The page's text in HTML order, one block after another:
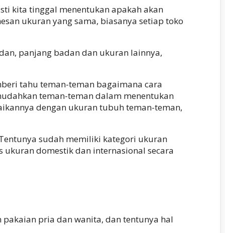
kita tinggal menentukan apakah akan
ukuran yang sama, biasanya setiap toko
panjang badan dan ukuran lainnya,
tahu teman-teman bagaimana cara
teman-teman dalam menentukan
dengan ukuran tubuh teman-teman,
sudah memiliki kategori ukuran
domestik dan internasional secara
pria dan wanita, dan tentunya hal